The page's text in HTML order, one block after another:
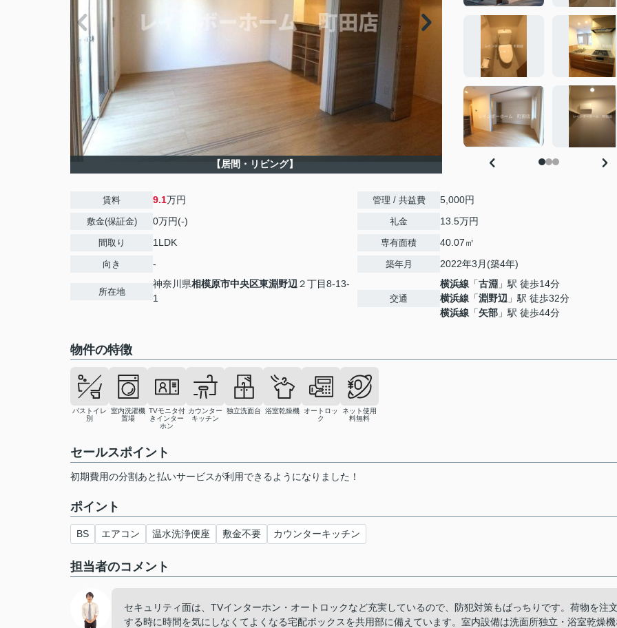
【居間・リビング】
賃料 9.1万円
敷金(保証金) 0万円(-)
間取り 1LDK
向き -
所在地
神奈川県相模原市中央区東淵野辺 ２丁目8-13-
1
管理 / 共益費 5,000円
礼金 13.5万円
専有面積 40.07㎡
築年月 2022年3月(築4年)
交通
横浜線 「古淵 」駅 徒歩14分
横浜線 「淵野辺 」駅 徒歩32分
横浜線 「矢部 」駅 徒歩44分
物件の特徴
バストイレ
別
室内洗濯機
置場
TVモニタ付
きインター
ホン
カウンター
キッチン
独立洗面台 浴室乾燥機
オートロッ
ク
ネット使用
料無料
セールスポイント
初期費用の分割あと払いサービスが利用できるようになりました！
ポイント
BS エアコン 温水洗浄便座 敷金不要 カウンターキッチン
担当者のコメント
セキュリティ面は、TVインターホン・オートロックなど充実しているので、防犯対策もばっちりです。荷物を注
する時に時間を気にしなくてよくなる宅配ボックスを共用部に備えています。室内設備は洗面所独立・浴室乾燥